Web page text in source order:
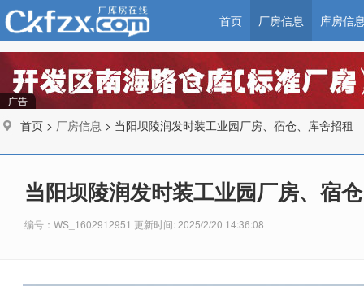
首页 厂房信息 库房信
广告
首页 > 厂房信息 > 当阳坝陵润发时装工业园厂房、宿仓、库舍招租
当阳坝陵润发时装工业园厂房、宿
编号：WS_1602912951 更新时间: 2025/2/20 14:36:08